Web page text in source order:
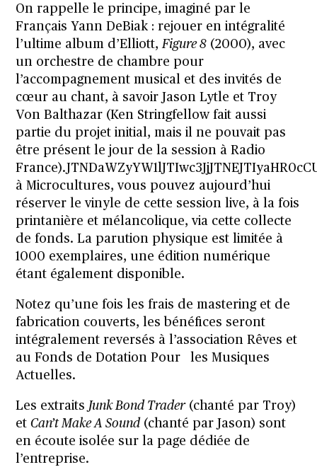
On rappelle le principe, imaginé par le
Français Yann DeBiak : rejouer en intégralité
l’ultime album d’Elliott,Figure 8 (2000), avec
un orchestre de chambre pour
l’accompagnement musical et des invités de
cœur au chant, à savoir Jason Lytle et Troy
Von Balthazar (Ken Stringfellowfait aussi
partie du projet initial, mais il ne pouvait pas
être présent le jour de la session à Radio
àMicrocultures, vous pouvez aujourd’hui
réserver le vinyle de cette session live, à la fois
printanière et mélancolique, via cette collecte
de fonds. La parution physique est limitée à
1000 exemplaires, une édition numérique
étant également disponible.
Notez qu’une fois les frais de mastering et de
fabrication couverts, les bénéfices seront
intégralement reversés à l’association Rêves et
au Fonds de Dotation Pour les Musiques
Actuelles.
Les extraits Junk Bond Trader(chanté par Troy)
etCan’t Make A Sound (chanté par Jason) sont
en écoute isolée surla page dédiée de
l’entreprise.